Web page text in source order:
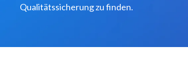
Qualitätssicherung zu finden.